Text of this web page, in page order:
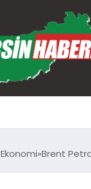
Ekonomi Brent